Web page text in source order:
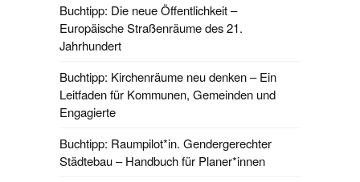
Buchtipp: Die neue Öffentlichkeit –
Europäische Straßenräume des 21.
Jahrhundert
Buchtipp: Kirchenräume neu denken – Ein
Leitfaden für Kommunen, Gemeinden und
Engagierte
Buchtipp: Raumpilot*in. Gendergerechter
Städtebau – Handbuch für Planer*innen